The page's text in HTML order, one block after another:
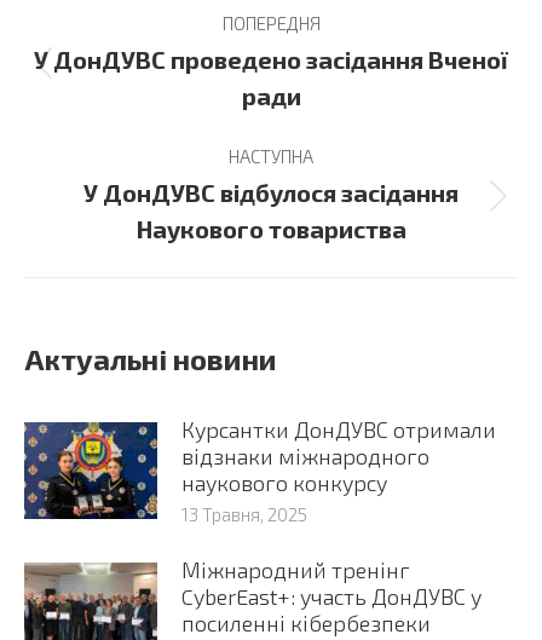
navigation
ПОПЕРЕДНЯ
Previous
post:
У ДонДУВС проведено засідання Вченої
ради
НАСТУПНА
Next
post:
У ДонДУВС відбулося засідання
Наукового товариства
Актуальні новини
Курсантки ДонДУВС отримали
відзнаки міжнародного
наукового конкурсу
13 Травня, 2025
Міжнародний тренінг
CyberEast+: участь ДонДУВС у
посиленні кібербезпеки